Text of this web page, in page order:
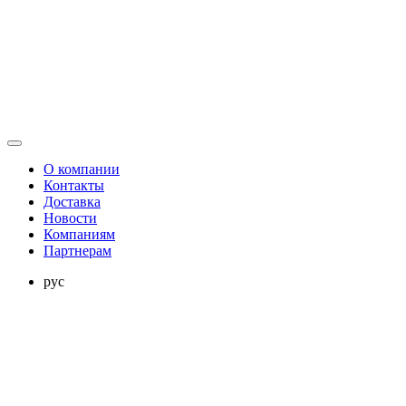
О компании
Контакты
Доставка
Новости
Компаниям
Партнерам
рус